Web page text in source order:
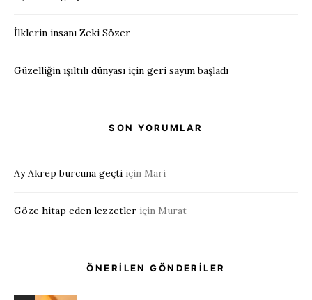
İlklerin insanı Zeki Sözer
Güzelliğin ışıltılı dünyası için geri sayım başladı
SON YORUMLAR
Ay Akrep burcuna geçti için Mari
Göze hitap eden lezzetler için Murat
ÖNERİLEN GÖNDERİLER